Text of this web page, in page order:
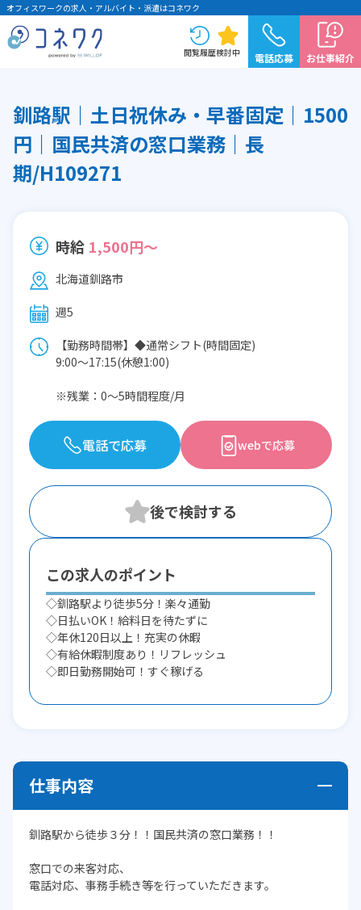
オフィスワークの求人・アルバイト・派遣はコネワク
閲覧履歴検討中 電話応募 お仕事紹介
釧路駅｜土日祝休み・早番固定｜1500
円｜国民共済の窓口業務｜長
期/H109271
時給 1,500円～
北海道釧路市
週5
【勤務時間帯】◆通常シフト(時間固定)
9:00〜17:15(休憩1:00)
※残業：0〜5時間程度/月
電話で応募 webで応募
この求人のポイント
◇釧路駅より徒歩5分！楽々通勤
◇日払いOK！給料日を待たずに
◇年休120日以上！充実の休暇
◇有給休暇制度あり！リフレッシュ
◇即日勤務開始可！すぐ稼げる
仕事内容
釧路駅から徒歩３分！！国民共済の窓口業務！！
窓口での来客対応、
電話対応、事務手続き等を行っていただきます。